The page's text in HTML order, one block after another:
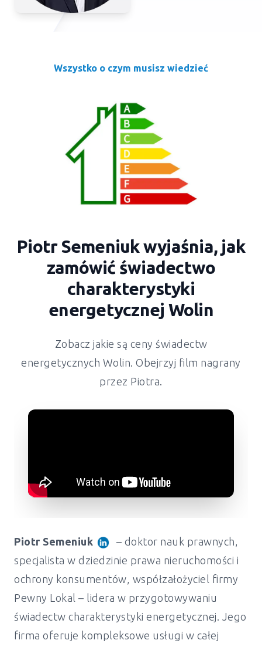
Wszystko o czym musisz wiedzieć
Piotr Semeniuk wyjaśnia, jak
zamówić świadectwo
charakterystyki
energetycznej Wolin
Zobacz jakie są ceny świadectw
energetycznych Wolin . Obejrzyj film nagrany
przez Piotra.
Piotr Semeniuk
– doktor nauk prawnych,
specjalista w dziedzinie prawa nieruchomości i
ochrony konsumentów, współzałożyciel firmy
Pewny Lokal – lidera w przygotowywaniu
świadectw charakterystyki energetycznej. Jego
firma oferuje kompleksowe usługi w całej